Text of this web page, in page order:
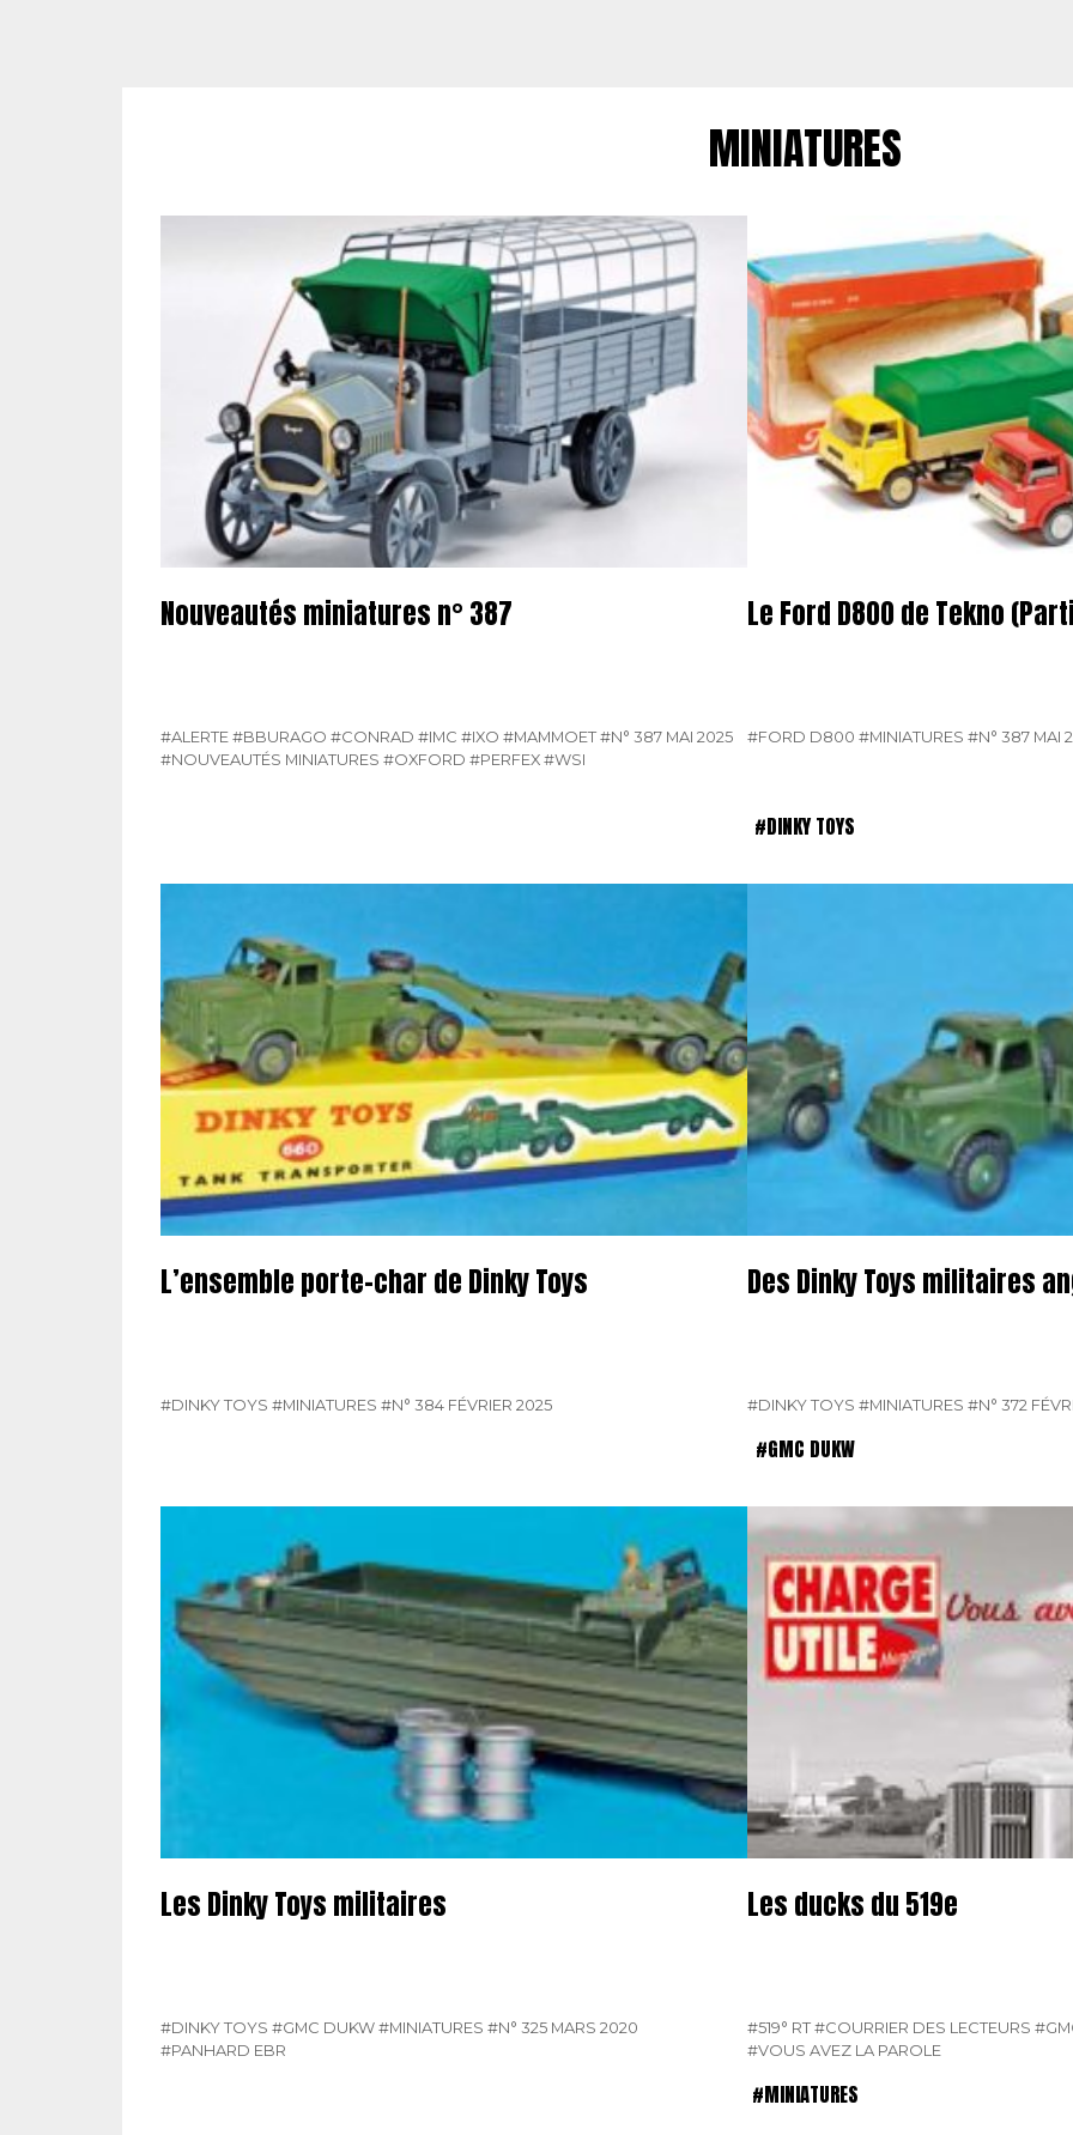
MINIATURES
Nouveautés miniatures n° 387
#ALERTE#BBURAGO #CONRAD #IMC #IXO #MAMMOET#N° 387 MAI 2025
#NOUVEAUTÉS MINIATURES #OXFORD #PERFEX#WSI
Le Ford D800 de Tekno
#FORD D800 #MINIATURES #N° 387 MAI
#DINKY TOYS
L’ensemble porte-char de Dinky Toys
#DINKY TOYS #MINIATURES #N° 384 FÉVRIER 2025
Des Dinky Toys militaires
#DINKY TOYS #MINIATURES #N° 372
#GMC DUKW
Les Dinky Toys militaires
#DINKY TOYS #GMC DUKW#MINIATURES #N° 325 MARS 2020
#PANHARD EBR
Les ducks du 519e
#519° RT#COURRIER DES LECTEURS
#VOUS AVEZ LA PAROLE
#MINIATURES